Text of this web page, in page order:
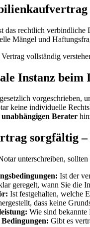
das rechtlich verbindliche
Mängel und
vollständig
Instanz beim
vorgeschrieben,
keine individuelle
unabhängigen Berater
sorgfältig
unterschreiben,
Ist der
geregelt, wann Sie die
Ist festgehalten, welche
dass keine
Wie sind
Gibt es